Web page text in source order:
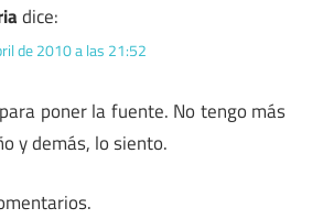
dice:
de 2010 a las 21:52
poner la fuente. No tengo más
y demás, lo siento.